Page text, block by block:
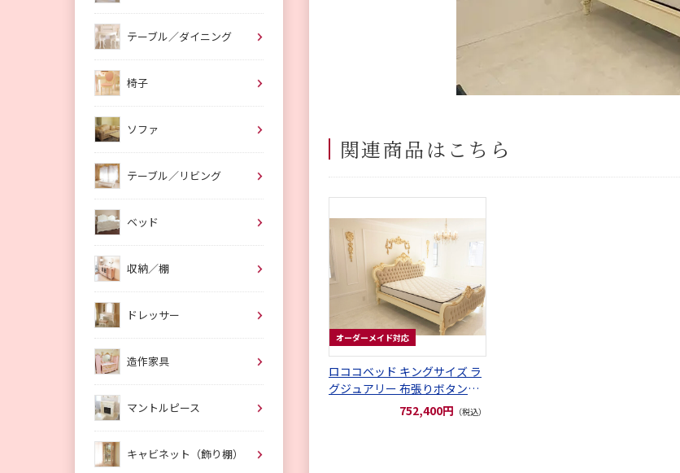
関連商品はこちら
オーダーメイド対応
ロココベッド キングサイズ ラ
グジュアリー 布張りボタン締
め ホワイトアンティーク色 金
箔仕上げ マットなし
752,400円 （税込）
テーブル／ダイニング
椅子
ソファ
テーブル／リビング
ベッド
収納／棚
ドレッサー
造作家具
マントルピース
キャビネット（飾り棚）